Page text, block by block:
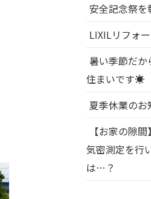
安全記念祭
LIXILリフォ
暑い季節だ
住まいです☀
夏季休業のお
【お家の隙
気密測定を行
は…？